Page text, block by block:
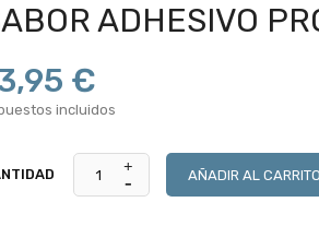
ADHESIVO
€
incluidos
AÑADIR AL CARRITO